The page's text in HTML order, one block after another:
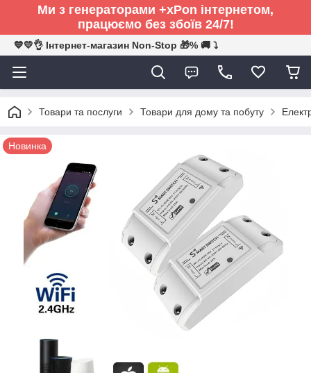
Ми з генераторами +xPon інтернетом,
працюємо без збоїв 24/7!
💙💛👌 Інтернет-магазин Non-Stop 🎁% 🚚 ⤵
Товари та послуги Товари для дому та побуту
Новинка